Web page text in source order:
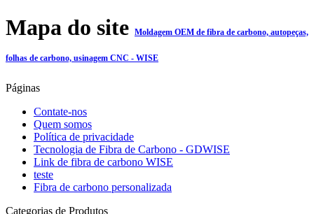
Mapa do site Moldagem OEM de fibra de carbono, autopeças,
folhas de carbono, usinagem CNC - WISE
Páginas
Contate-nos
Quem somos
Política de privacidade
Tecnologia de Fibra de Carbono - GDWISE
Link de fibra de carbono WISE
teste
Fibra de carbono personalizada
Categorias de Produtos